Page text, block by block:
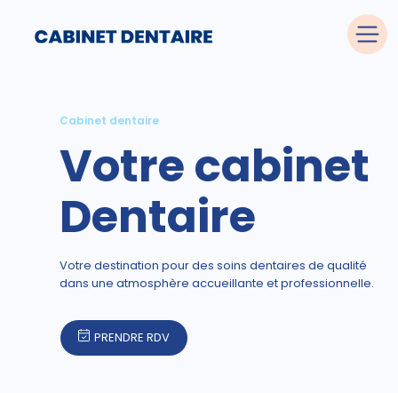
Cabinet dentaire
Votre cabinet
Dentaire
Votre destination pour des soins dentaires de qualité
dans une atmosphère accueillante et professionnelle.
PRENDRE RDV